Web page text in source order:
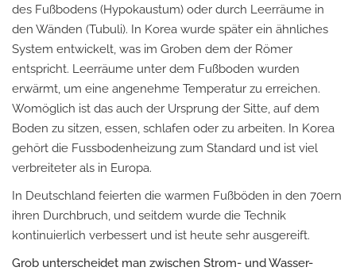
des Fußbodens (Hypokaustum) oder durch Leerräume in
den Wänden (Tubuli). In Korea wurde später ein ähnliches
System entwickelt, was im Groben dem der Römer
entspricht. Leerräume unter dem Fußboden wurden
erwärmt, um eine angenehme Temperatur zu erreichen.
Womöglich ist das auch der Ursprung der Sitte, auf dem
Boden zu sitzen, essen, schlafen oder zu arbeiten. In Korea
gehört die Fussbodenheizung zum Standard und ist viel
verbreiteter als in Europa.
In Deutschland feierten die warmen Fußböden in den 70ern
ihren Durchbruch, und seitdem wurde die Technik
kontinuierlich verbessert und ist heute sehr ausgereift.
Grob unterscheidet man zwischen Strom- und Wasser-